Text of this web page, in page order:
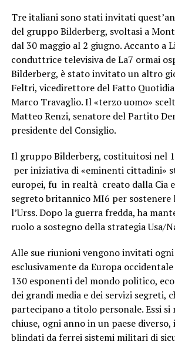
Tre italiani sono stati invitati
del gruppo Bilderberg, svoltasi a
dal 30 maggio al 2 giugno. Accanto a
conduttrice televisiva de La7 ormai
Bilderberg, è stato invitato un altro
Feltri, vicedirettore del Fatto
Marco Travaglio. Il «terzo uomo»
Matteo Renzi, senatore del Partito
presidente del Consiglio.
Il gruppo Bilderberg, costituitosi nel
per iniziativa di «eminenti cittadini»
europei, fu in realtà creato dalla Cia
segreto britannico MI6 per
l’Urss. Dopo la guerra fredda, ha
ruolo a sostegno della strategia Usa/
Alle sue riunioni vengono invitati ogni
esclusivamente da Europa
130 esponenti del mondo politico,
dei grandi media e dei servizi segreti,
partecipano a titolo personale. Essi
chiuse, ogni anno in un paese
blindati da ferrei sistemi militari di